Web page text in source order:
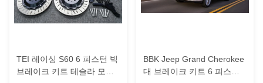
TEI 레이싱 S60 6 피스턴 빅
브레이크 키트 테슬라 모델
BBK Jeep Grand Cherokee
대 브레이크 키트 6 피스톤